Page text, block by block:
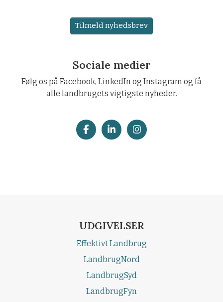
Tilmeld nyhedsbrev
Sociale medier
Følg os på Facebook, LinkedIn og Instagram og få
alle landbrugets vigtigste nyheder.
UDGIVELSER
Effektivt Landbrug
LandbrugNord
LandbrugSyd
LandbrugFyn